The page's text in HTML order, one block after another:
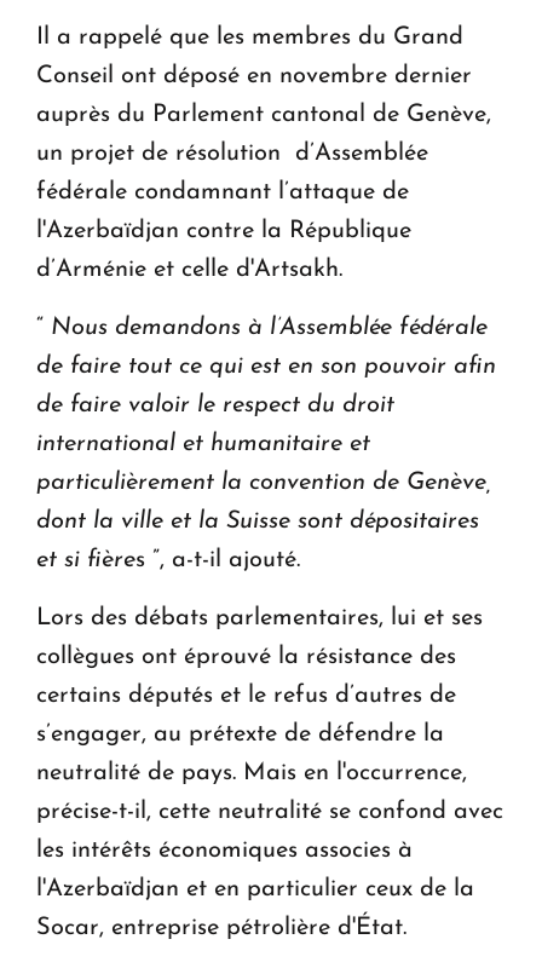
Il a rappelé que les membres du Grand
Conseil ont déposé en novembre dernier
auprès du Parlement cantonal de Genève,
un projet de résolution d’Assemblée
fédérale condamnant l’attaque de
l'Azerbaïdjan contre la République
d’Arménie et celle d'Artsakh.
“ Nous demandons à l’Assemblée fédérale
de faire tout ce qui est en son pouvoir afin
de faire valoir le respect du droit
international et humanitaire et
particulièrement la convention de Genève,
dont la ville et la Suisse sont dépositaires
et si fières ”, a-t-il ajouté.
Lors des débats parlementaires, lui et ses
collègues ont éprouvé la résistance des
certains députés et le refus d’autres de
s’engager, au prétexte de défendre la
neutralité de pays. Mais en l'occurrence,
précise-t-il, cette neutralité se confond avec
les intérêts économiques associes à
l'Azerbaïdjan et en particulier ceux de la
Socar, entreprise pétrolière d'État.